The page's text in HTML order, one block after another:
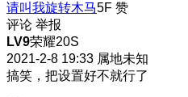
请叫我旋转木马5F 赞
评论 举报
LV9荣耀20S
2021-2-8 19:33 属地未知
搞笑，把设置好不就行了